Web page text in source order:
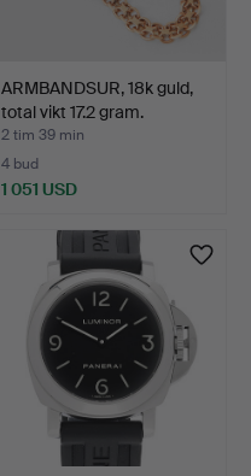
ARMBANDSUR, 18k guld,
total vikt 17.2 gram.
2 tim 39 min
4 bud
1 051 USD